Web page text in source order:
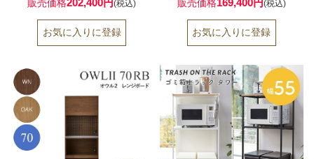
販売価格 (税込) 販売価格 (税込)